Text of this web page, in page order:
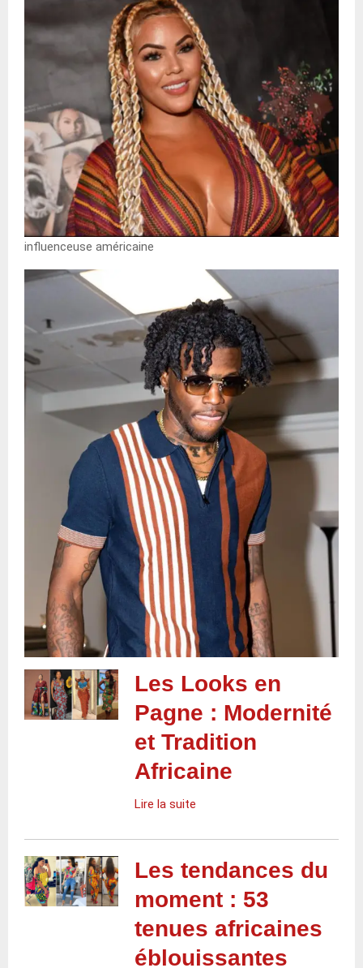
influenceuse américaine
Les Looks en
Pagne : Modernité
et Tradition
Africaine
Lire la suite
Les tendances du
moment : 53
tenues africaines
éblouissantes